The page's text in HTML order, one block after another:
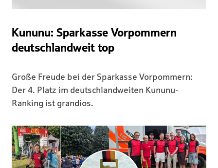
Kununu: Sparkasse Vorpommern
deutschlandweit top
Große Freude bei der Sparkasse Vorpommern:
Der 4. Platz im deutschlandweiten Kununu-
Ranking ist grandios.